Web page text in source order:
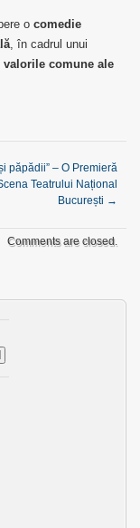
o comedie
, în cadrul unui
comune ale
păpădii” – O Premieră
Teatrului Național
București →
Comments are closed.